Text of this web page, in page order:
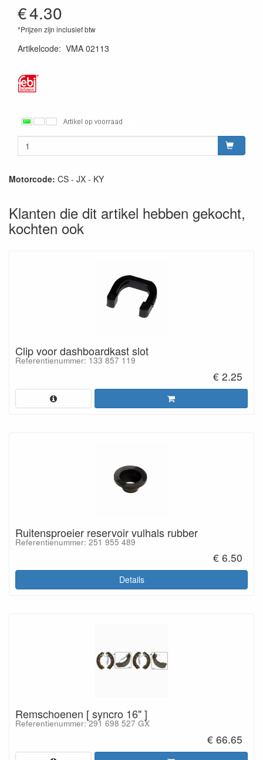
€4.30
*Prijzen zijn inclusief btw
Artikelcode: VMA 02113
Motorcode: CS - JX - KY
Klanten die dit artikel hebben gekocht,
kochten ook
Clip voor dashboardkast slot
Referentienummer: 133 857 119
€ 2.25
Ruitensproeier reservoir vulhals rubber
Referentienummer: 251 955 489
€ 6.50
Details
Remschoenen [ syncro 16" ]
Referentienummer: 291 698 527 GX
€ 66.65